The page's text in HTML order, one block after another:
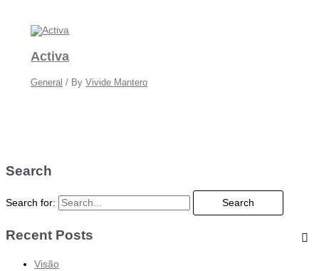
Activa
General / ByVivide Mantero
Search
Search for:
Recent Posts
Visão